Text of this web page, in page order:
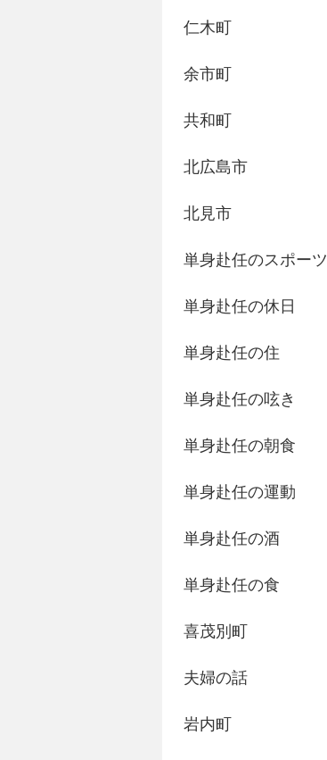
仁木町
余市町
共和町
北広島市
北見市
単身赴任のスポーツ
単身赴任の休日
単身赴任の住
単身赴任の呟き
単身赴任の朝食
単身赴任の運動
単身赴任の酒
単身赴任の食
喜茂別町
夫婦の話
岩内町